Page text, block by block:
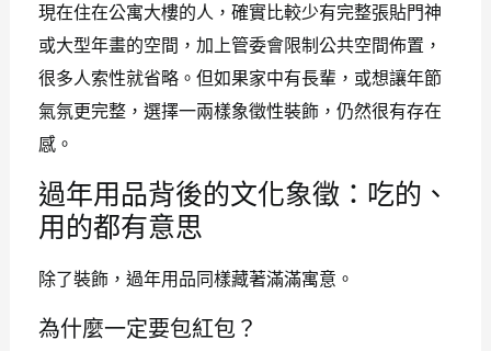
現在住在公寓大樓的人，確實比較少有完整張貼門神
或大型年畫的空間，加上管委會限制公共空間佈置，
很多人索性就省略。但如果家中有長輩，或想讓年節
氣氛更完整，選擇一兩樣象徵性裝飾，仍然很有存在
感。
過年用品背後的文化象徵：吃的、
用的都有意思
除了裝飾，過年用品同樣藏著滿滿寓意。
為什麼一定要包紅包？